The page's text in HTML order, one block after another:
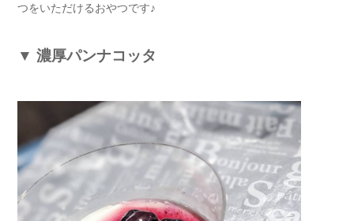
つをいただけるおやつです♪
▼ 濃厚パンナコッタ